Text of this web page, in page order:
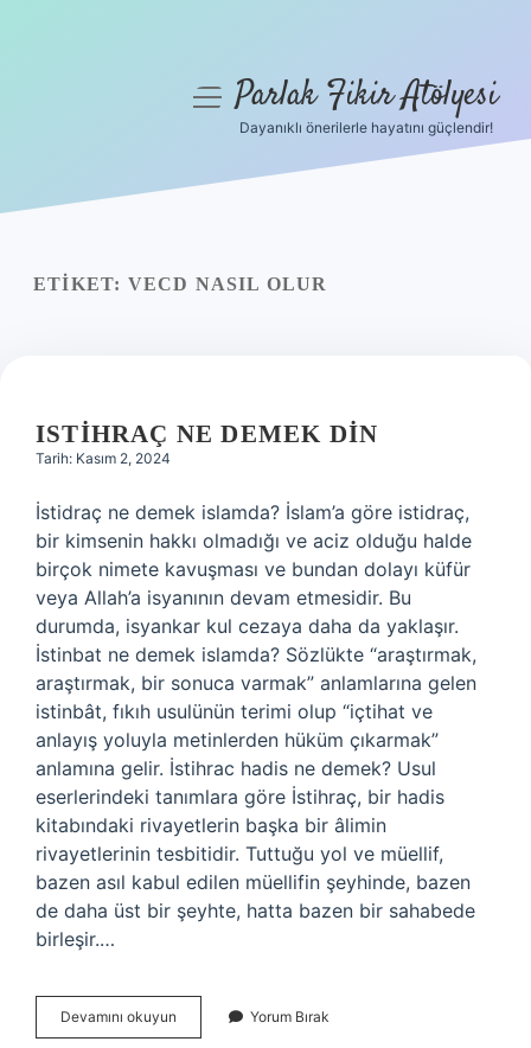
Yasal Uyarı
menüyüParlak Fikir Atölyesi
Dayanıklı önerilerle hayatını güçlendir!
ETIKET: VECD NASIL OLUR
ISTIHRAÇ NE DEMEK DIN
Tarih: Kasım 2, 2024
İstidraç ne demek islamda? İslam’a göre istidraç,
bir kimsenin hakkı olmadığı ve aciz olduğu halde
birçok nimete kavuşması ve bundan dolayı küfür
veya Allah’a isyanının devam etmesidir. Bu
durumda, isyankar kul cezaya daha da yaklaşır.
İstinbat ne demek islamda? Sözlükte “araştırmak,
araştırmak, bir sonuca varmak” anlamlarına gelen
istinbât, fıkıh usulünün terimi olup “içtihat ve
anlayış yoluyla metinlerden hüküm çıkarmak”
anlamına gelir. İstihrac hadis ne demek? Usul
eserlerindeki tanımlara göre İstihraç, bir hadis
kitabındaki rivayetlerin başka bir âlimin
rivayetlerinin tesbitidir. Tuttuğu yol ve müellif,
bazen asıl kabul edilen müellifin şeyhinde, bazen
de daha üst bir şeyhte, hatta bazen bir sahabede
birleşir.…
Devamını okuyun
Ne
Yorum Bırak